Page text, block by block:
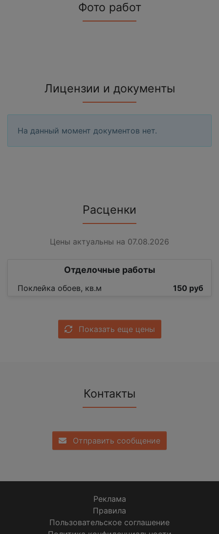
Фото работ
Лицензии и документы
На данный момент документов нет.
Расценки
Цены актуальны на 07.08.2026
Отделочные работы
Поклейка обоев, кв.м 150 руб
Показать еще цены
Контакты
Отправить сообщение
Реклама
Правила
Пользовательское соглашение